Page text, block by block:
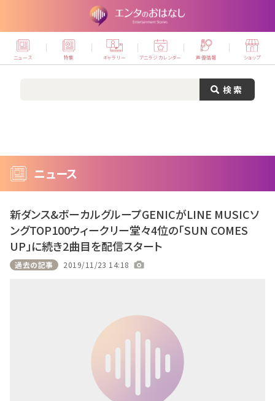
ニュース 特集 ギャラリー アニラジカレンダー 声優情報 ショップ
ニュース
新ダンス&ボーカルグループGENICがLINE MUSICソ
ングTOP100ウィークリー堂々4位の「SUN COMES
UP」に続き2曲目を配信スタート
過去の記事 2019/11/23 14:18